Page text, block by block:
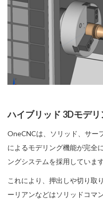
ハイブリッド 3Dモデリ
OneCNCは、ソリッド、サー
によるモデリング機能が完全
ングシステムを採用しています
これにより、押出しや切り取
ーリアンなどはソリッドコマ